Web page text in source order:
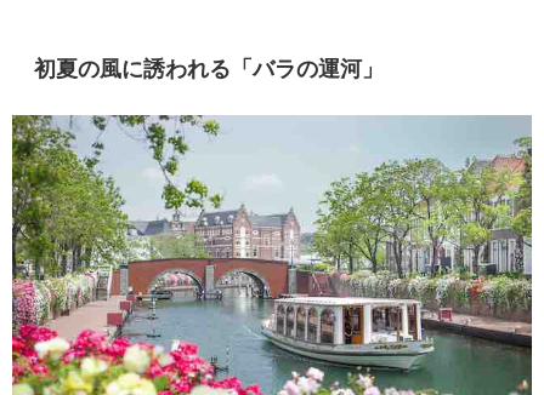
初夏の風に誘われる「バラの運河」